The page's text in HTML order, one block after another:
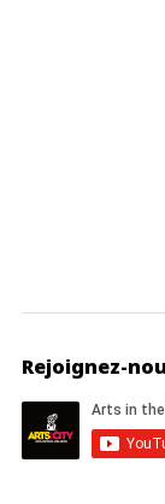
Rejoignez-